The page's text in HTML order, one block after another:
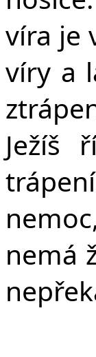
víra je
víry a
Ježíš
nemá